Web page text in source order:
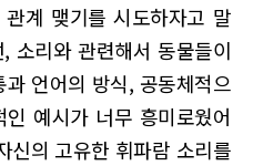
계 맺기를 시도하자고 말
소리와 관련해서 동물들이
언어의 방식, 공동체적으
예시가 너무 흥미로웠어
신의 고유한 휘파람 소리를